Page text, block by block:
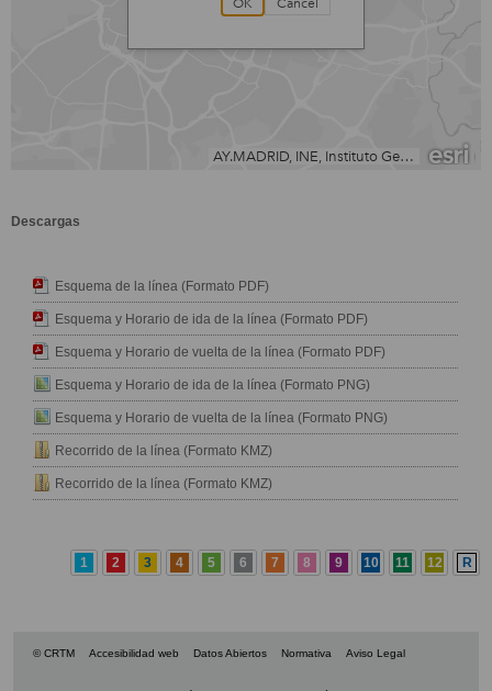
Descargas
Esquema de la línea (Formato PDF)
Esquema y Horario de ida de la línea (Formato PDF)
Esquema y Horario de vuelta de la línea (Formato PDF)
Esquema y Horario de ida de la línea (Formato PNG)
Esquema y Horario de vuelta de la línea (Formato PNG)
Recorrido de la línea (Formato KMZ)
Recorrido de la línea (Formato KMZ)
1 2 3 4 5 6 7 8 9 10 11 12 R
© CRTM Accesibilidad web Datos Abiertos Normativa Aviso Legal